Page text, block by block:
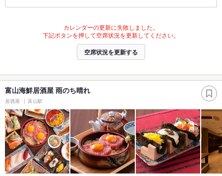
カレンダーの更新に失敗しました。
下記ボタンを押して空席状況を更新してください。
空席状況を更新する
富山海鮮居酒屋 雨のち晴れ
居酒屋 富山駅